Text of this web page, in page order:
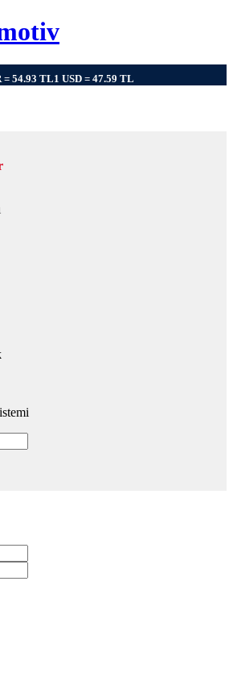
= 54.93 TL1 USD = 47.59 TL